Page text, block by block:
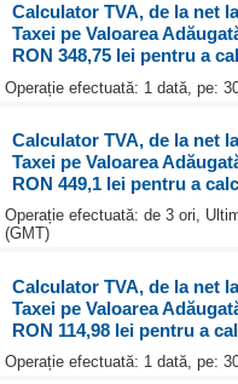
Calculator TVA, de la net
Taxei pe Valoarea
RON 348,75 lei pentru a
Operație efectuată: 1 dată, pe:
Calculator TVA, de la net
Taxei pe Valoarea
RON 449,1 lei pentru a
Operație efectuată: de 3 ori,
(GMT)
Calculator TVA, de la net
Taxei pe Valoarea
RON 114,98 lei pentru a
Operație efectuată: 1 dată, pe: